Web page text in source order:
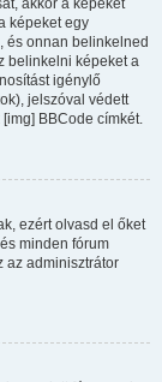
akkor a képeket
képeket egy
és onnan belinkelned
belinkelni képeket a
igénylő
jelszóval védett
BBCode címkét.
ezért olvasd el őket
minden fórum
az adminisztrátor